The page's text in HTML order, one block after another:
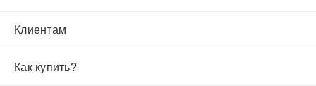
Клиентам
Как купить?